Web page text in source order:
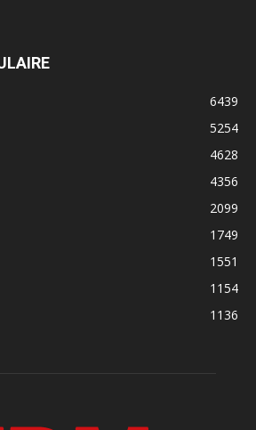
6439
5254
4628
4356
2099
1749
1551
1154
1136